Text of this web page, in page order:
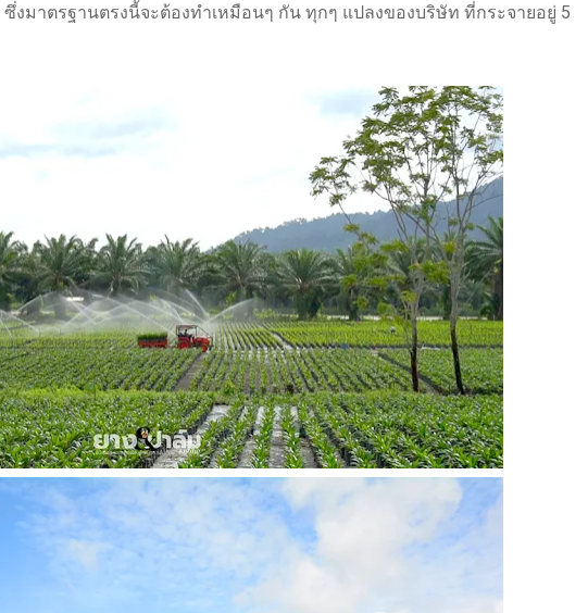
งมาตรฐานตรงนี้จะต้องทำเหมือนๆ กัน ทุกๆ แปลงของบริษัท ที่กระจายอยู่ 5